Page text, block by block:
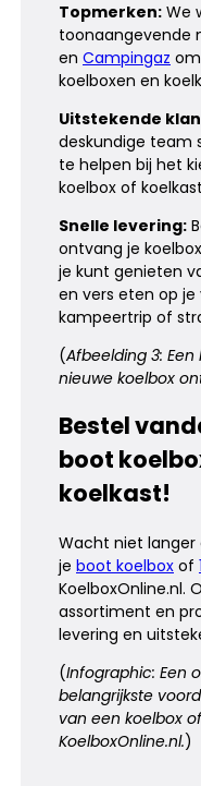
Topmerken: We
toonaangevende
en Campingaz
koelboxen en
Uitstekende
deskundige team
te helpen bij het
koelbox of
Snelle levering:
ontvang je
je kunt genieten
en vers eten op
kampeertrip of
(Afbeelding 3: Een
nieuwe koelbox
Bestel
boot
koelkast!
Wacht niet langer
je boot koelbox of
KoelboxOnline.nl.
assortiment en
levering en
(Infographic: Een
belangrijkste
van een koelbox
KoelboxOnline.nl.)